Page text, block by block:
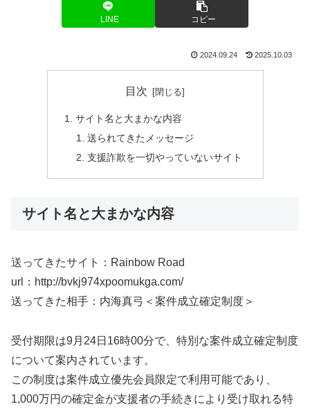
LINE コピー
2024.09.24 2025.10.03
目次
サイト名と大まかな内容
送られてきたメッセージ
支援詐欺を一切やっていないサイト
サイト名と大まかな内容
送ってきたサイト：Rainbow Road
url：http://bvkj974xpoomukga.com/
送ってきた相手：内海真弓＜案件成立確定制度＞
受付期限は9月24日16時00分で、特別な案件成立確定制度
について案内されています。
この制度は案件成立優先会員限定で利用可能であり、
1,000万円の確定金が支援者の手続きにより受け取れる特